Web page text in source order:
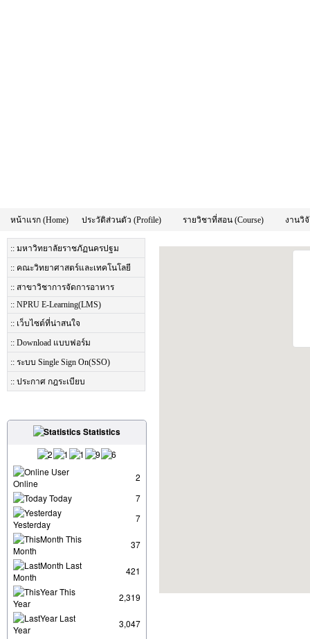
หน้าแรก (Home) ประวัติส่วนตัว (Profile) รายวิชาที่สอน (Course) งานวิจั
:: มหาวิทยาลัยราชภัฏนครปฐม
:: คณะวิทยาศาสตร์และเทคโนโลยี
:: สาขาวิชาการจัดการอาหาร
:: NPRU E-Learning(LMS)
:: เว็บไซต์ที่น่าสนใจ
:: Download แบบฟอร์ม
:: ระบบ Single Sign On(SSO)
:: ประกาศ กฎระเบียบ
Statistics
User
Online
2
Today
7
Yesterday
7
This
Month
37
Last
Month
421
This
Year
2,319
Last
Year
3,047